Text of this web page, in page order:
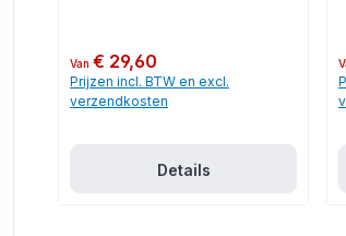
Normale prijs:
Van€ 29,60
Prijzen incl. BTW en excl.
verzendkosten
Details